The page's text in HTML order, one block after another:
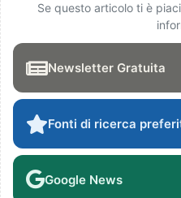
Se questo articolo ti è
Newsletter Gratuita
Fonti di ricerca
Google News